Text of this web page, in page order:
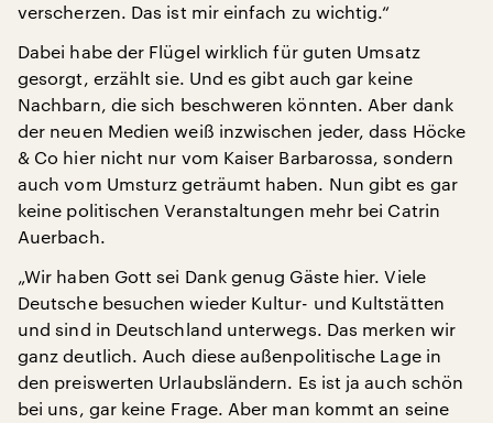
verscherzen. Das ist mir einfach zu wichtig.“
Dabei habe der Flügel wirklich für guten Umsatz
gesorgt, erzählt sie. Und es gibt auch gar keine
Nachbarn, die sich beschweren könnten. Aber dank
der neuen Medien weiß inzwischen jeder, dass Höcke
& Co hier nicht nur vom Kaiser Barbarossa, sondern
auch vom Umsturz geträumt haben. Nun gibt es gar
keine politischen Veranstaltungen mehr bei Catrin
Auerbach.
„Wir haben Gott sei Dank genug Gäste hier. Viele
Deutsche besuchen wieder Kultur- und Kultstätten
und sind in Deutschland unterwegs. Das merken wir
ganz deutlich. Auch diese außenpolitische Lage in
den preiswerten Urlaubsländern. Es ist ja auch schön
bei uns, gar keine Frage. Aber man kommt an seine